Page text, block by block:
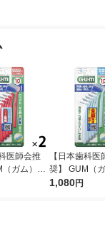
医師会推
（ガム）歯
字型 抗菌
【日本歯科医
奨】 GUM（
間ブラシ L字
1,080円